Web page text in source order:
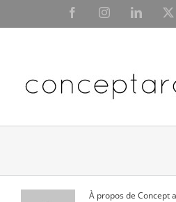
content
FacebookInstagramLinkedIn
À propos de Concept